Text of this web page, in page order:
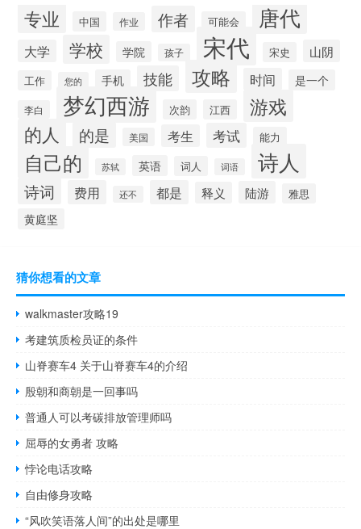
专业 中国 作业 作者 可能会 唐代
大学 学校 学院 孩子 宋代 宋史 山阴
工作 您的 手机 技能 攻略 时间 是一个
李白 梦幻西游 次韵 江西 游戏
的人 的是 美国 考生 考试 能力
自己的 苏轼 英语 词人 词语 诗人
诗词 费用 还不 都是 释义 陆游 雅思
黄庭坚
猜你想看的文章
walkmaster攻略19
考建筑质检员证的条件
山脊赛车4 关于山脊赛车4的介绍
殷朝和商朝是一回事吗
普通人可以考碳排放管理师吗
屈辱的女勇者 攻略
悖论电话攻略
自由修身攻略
“风吹笑语落人间”的出处是哪里